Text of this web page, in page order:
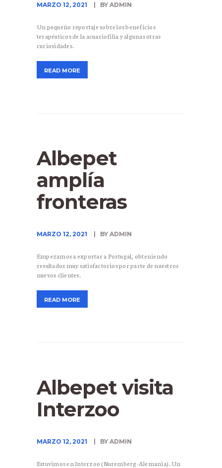
MARZO 12, 2021 BY ADMIN
Un pequeño reportaje sobre los beneficios
terapéuticos de la acuariofilia y algunas otras
curiosidades.
READ MORE
Albepet
amplía
fronteras
MARZO 12, 2021 BY ADMIN
Empezamos a exportar a Portugal, obteniendo
resultados muy satisfactorios por parte de nuestros
nuevos clientes.
READ MORE
Albepet visita
Interzoo
MARZO 12, 2021 BY ADMIN
Estuvimos en Interzoo (Nuremberg-Alemania). Un